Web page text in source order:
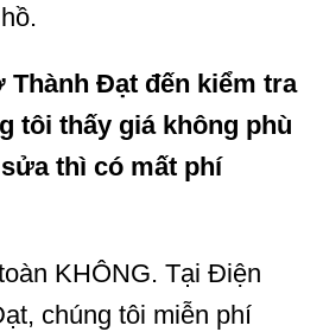
Thành Đạt đến kiểm tra
tôi thấy giá không phù
thì có mất phí
KHÔNG. Tại Điện
chúng tôi miễn phí